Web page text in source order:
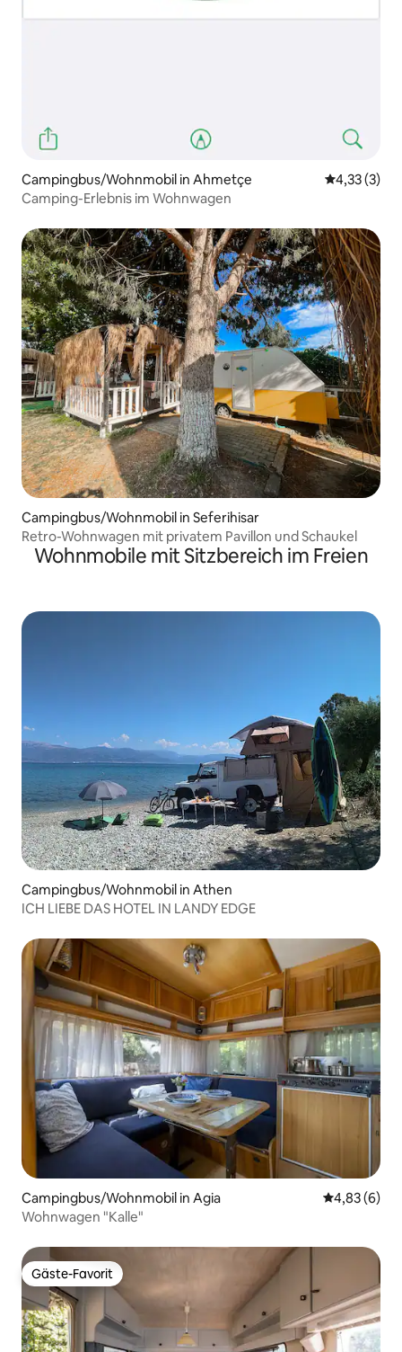
Campingbus/Wohnmobil in Ahmetçe
4,33 (3)
Camping-Erlebnis im Wohnwagen
Campingbus/Wohnmobil in Seferihisar
Retro-Wohnwagen mit privatem Pavillon und Schaukel
Wohnmobile mit Sitzbereich im Freien
Campingbus/Wohnmobil in Athen
ICH LIEBE DAS HOTEL IN LANDY EDGE
Campingbus/Wohnmobil in Agia
4,83 (6)
Wohnwagen "Kalle"
Gäste-Favorit
Gäste-Favorit